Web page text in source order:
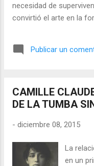
necesidad de
convirtió el arte en la
artistas eran agentes
mecenazgo real con la
pintores encontraron
objetos cotidianos un
El retrato renacentista
sino un objeto
de la corte eran los
Publicar un
CAMILLE
DE LA TUMBA
- diciembre 08, 2015
La
en un